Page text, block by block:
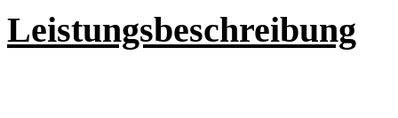
Leistungsbeschreibung